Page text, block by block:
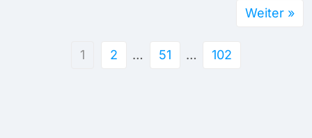
1 2 … 51 … 102
Weiter »